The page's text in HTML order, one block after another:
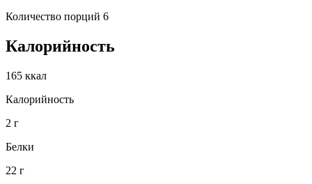
Количество порций 6
Калорийность
165 ккал
Калорийность
2 г
Белки
22 г